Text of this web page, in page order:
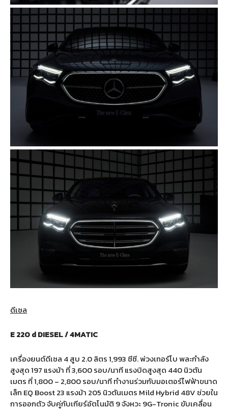
ดีเซล
E 220 d DIESEL / 4MATIC
เครื่องยนต์ดีเซล 4 สูบ 2.0 ลิตร 1,993 ซีซี. พ่วงเทอร์โบ พละกำลัง
สูงสุด 197 แรงม้า ที่ 3,600 รอบ/นาที แรงบิดสูงสุด 440 นิวตัน
เมตร ที่ 1,800 – 2,800 รอบ/นาที ทำงานร่วมกับมอเตอร์ไฟฟ้าขนาด
เล็ก EQ Boost 23 แรงม้า 205 นิวตันเมตร Mild Hybrid 48V ช่วยใน
การออกตัว จับคู่กับเกียร์อัตโนมัติ 9 จังหวะ 9G-Tronic ขับเคลื่อน